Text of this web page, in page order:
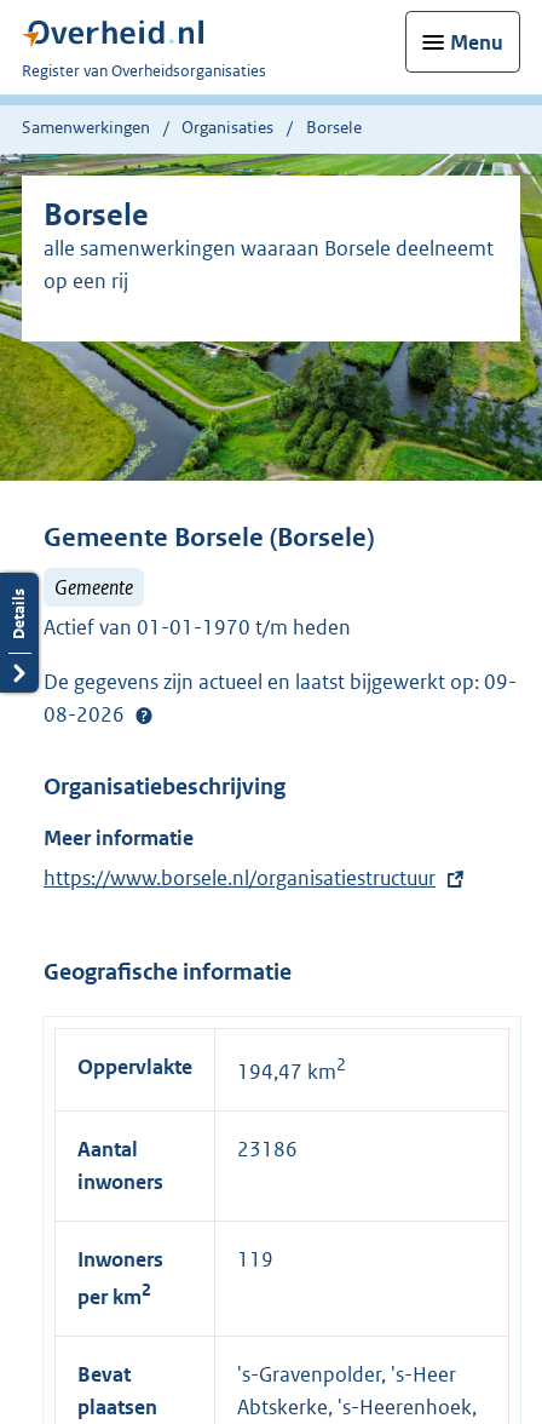
Menu
U
bent
nu
Register van Overheidsorganisaties
Samenwerkingen Organisaties Borsele
Borsele
alle samenwerkingen waaraan Borsele deelneemt
op een rij
Gemeente Borsele (Borsele)
Gemeente
Actief van 01-01-1970 t/m heden
De gegevens zijn actueel en laatst bijgewerkt op: 09-
08-2026
Organisatiebeschrijving
Meer informatie
E
e
https://www.borsele.nl/organisatiestructuur
Geografische informatie
Oppervlakte 194,47 km2
Aantal
inwoners
23186
Inwoners
per km2
119
Bevat
plaatsen
's-Gravenpolder, 's-Heer
Abtskerke, 's-Heerenhoek,